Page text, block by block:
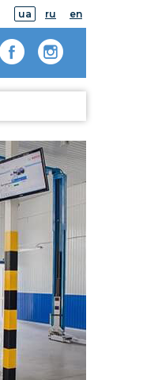
ua ru en